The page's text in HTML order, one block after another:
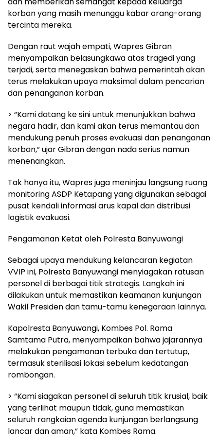
korban yang masih menunggu kabar orang-orang
tercinta mereka.
Dengan raut wajah empati, Wapres Gibran
menyampaikan belasungkawa atas tragedi yang
terjadi, serta menegaskan bahwa pemerintah akan
terus melakukan upaya maksimal dalam pencarian
dan penanganan korban.
> “Kami datang ke sini untuk menunjukkan bahwa
negara hadir, dan kami akan terus memantau dan
mendukung penuh proses evakuasi dan penanganan
korban,” ujar Gibran dengan nada serius namun
menenangkan.
Tak hanya itu, Wapres juga meninjau langsung ruang
monitoring ASDP Ketapang yang digunakan sebagai
pusat kendali informasi arus kapal dan distribusi
logistik evakuasi.
Pengamanan Ketat oleh Polresta Banyuwangi
Sebagai upaya mendukung kelancaran kegiatan
VVIP ini, Polresta Banyuwangi menyiagakan ratusan
personel di berbagai titik strategis. Langkah ini
dilakukan untuk memastikan keamanan kunjungan
Wakil Presiden dan tamu-tamu kenegaraan lainnya.
Kapolresta Banyuwangi, Kombes Pol. Rama
Samtama Putra, menyampaikan bahwa jajarannya
melakukan pengamanan terbuka dan tertutup,
termasuk sterilisasi lokasi sebelum kedatangan
rombongan.
> “Kami siagakan personel di seluruh titik krusial, baik
yang terlihat maupun tidak, guna memastikan
seluruh rangkaian agenda kunjungan berlangsung
lancar dan aman,” kata Kombes Rama.